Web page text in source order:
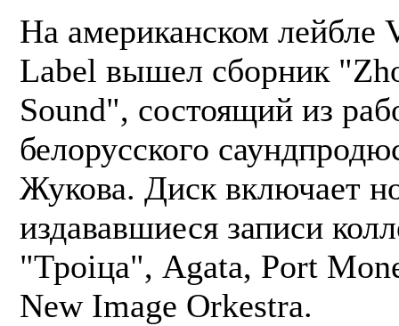
На американском лейбле
Label вышел сборник
Sound", состоящий из
белорусского
Жукова. Диск включает
издававшиеся записи
"Троіца", Agata, Port
New Image Orkestra.